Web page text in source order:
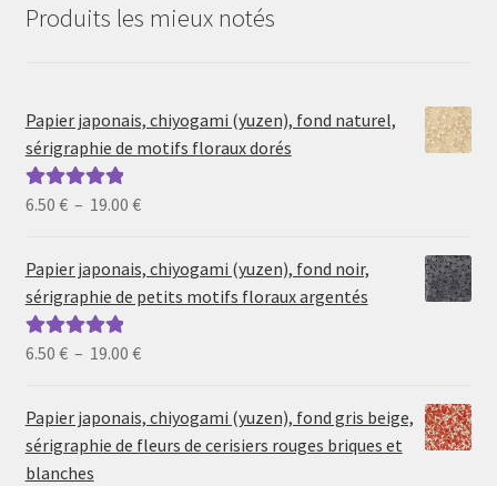
Produits les mieux notés
Papier japonais, chiyogami (yuzen), fond naturel,
sérigraphie de motifs floraux dorés
Note5.00sur
6.50 € – 19.00 €Plage
prix :
6.50 €
à
Papier japonais, chiyogami (yuzen), fond noir,
sérigraphie de petits motifs floraux argentés
Note5.00sur
6.50 € – 19.00 €Plage
prix :
6.50 €
Papier japonais, chiyogami (yuzen), fond gris beige,
sérigraphie de fleurs de cerisiers rouges briques et
blanches